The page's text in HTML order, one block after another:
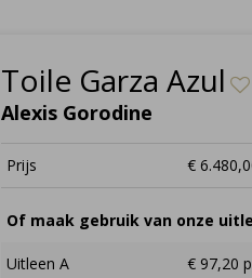
Toile Garza Azul
Alexis Gorodine
Prijs €
Of maak gebruik van onze
Uitleen A € 97,20